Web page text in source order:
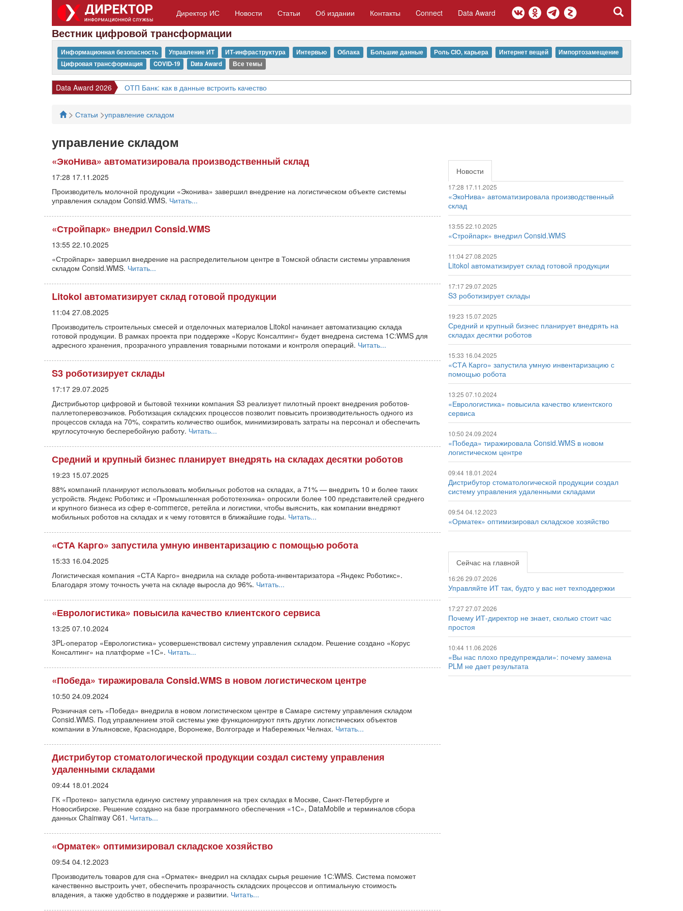
Директор ИС Новости Статьи Об издании Контакты Connect Data Award
Вестник цифровой трансформации
Информационная безопасность Управление ИТ ИТ-инфраструктура Интервью Облака Большие данные Роль CIO, карьера Интернет вещей
Импортозамещение
Цифровая трансформация
COVID-19 Data Award Все темы
Data Award 2026 ОТП Банк: как в данные встроить качество
> Статьи >управление складом
управление складом
«ЭкоНива» автоматизировала производственный склад
17:28 17.11.2025
Производитель молочной продукции «Эконива» завершил внедрение на логистическом объекте системы
управления складом Consid.WMS. Читать...
«Стройпарк» внедрил Consid.WMS
13:55 22.10.2025
«Стройпарк» завершил внедрение на распределительном центре в Томской области системы управления
складом Consid.WMS. Читать...
Litokol автоматизирует склад готовой продукции
11:04 27.08.2025
Производитель строительных смесей и отделочных материалов Litokol начинает автоматизацию склада
готовой продукции. В рамках проекта при поддержке «Корус Консалтинг» будет внедрена система 1С:WMS для
адресного хранения, прозрачного управления товарными потоками и контроля операций. Читать...
S3 роботизирует склады
17:17 29.07.2025
Дистрибьютор цифровой и бытовой техники компания S3 реализует пилотный проект внедрения роботов-
паллетоперевозчиков. Роботизация складских процессов позволит повысить производительность одного из
процессов склада на 70%, сократить количество ошибок, минимизировать затраты на персонал и обеспечить
круглосуточную бесперебойную работу. Читать...
Средний и крупный бизнес планирует внедрять на складах десятки роботов
19:23 15.07.2025
88% компаний планируют использовать мобильных роботов на складах, а 71% — внедрить 10 и более таких
устройств. Яндекс Роботикс и «Промышленная робототехника» опросили более 100 представителей среднего
и крупного бизнеса из сфер e-commerce, ретейла и логистики, чтобы выяснить, как компании внедряют
мобильных роботов на складах и к чему готовятся в ближайшие годы. Читать...
«СТА Карго» запустила умную инвентаризацию с помощью робота
15:33 16.04.2025
Логистическая компания «СТА Карго» внедрила на складе робота-инвентаризатора «Яндекс Роботикс».
Благодаря этому точность учета на складе выросла до 96%. Читать...
«Еврологистика» повысила качество клиентского сервиса
13:25 07.10.2024
3PL-оператор «Еврологистика» усовершенствовал систему управления складом. Решение создано «Корус
Консалтинг» на платформе «1С». Читать...
«Победа» тиражировала Consid.WMS в новом логистическом центре
10:50 24.09.2024
Розничная сеть «Победа» внедрила в новом логистическом центре в Самаре систему управления складом
Consid.WMS. Под управлением этой системы уже функционируют пять других логистических объектов
компании в Ульяновске, Краснодаре, Воронеже, Волгограде и Набережных Челнах. Читать...
Дистрибутор стоматологической продукции создал систему управления
удаленными складами
09:44 18.01.2024
ГК «Протеко» запустила единую систему управления на трех складах в Москве, Санкт-Петербурге и
Новосибирске. Решение создано на базе программного обеспечения «1С», DataMobile и терминалов сбора
данных Chainway C61. Читать...
«Орматек» оптимизировал складское хозяйство
09:54 04.12.2023
Производитель товаров для сна «Орматек» внедрил на складах сырья решение 1С:WMS. Система поможет
качественно выстроить учет, обеспечить прозрачность складских процессов и оптимальную стоимость
владения, а также удобство в поддержке и развитии. Читать...
Новости
17:28 17.11.2025
«ЭкоНива» автоматизировала производственный
склад
13:55 22.10.2025
«Стройпарк» внедрил Consid.WMS
11:04 27.08.2025
Litokol автоматизирует склад готовой продукции
17:17 29.07.2025
S3 роботизирует склады
19:23 15.07.2025
Средний и крупный бизнес планирует внедрять на
складах десятки роботов
15:33 16.04.2025
«СТА Карго» запустила умную инвентаризацию с
помощью робота
13:25 07.10.2024
«Еврологистика» повысила качество клиентского
сервиса
10:50 24.09.2024
«Победа» тиражировала Consid.WMS в новом
логистическом центре
09:44 18.01.2024
Дистрибутор стоматологической продукции создал
систему управления удаленными складами
09:54 04.12.2023
«Орматек» оптимизировал складское хозяйство
Сейчас на главной
16:26 29.07.2026
Управляйте ИТ так, будто у вас нет техподдержки
17:27 27.07.2026
Почему ИТ-директор не знает, сколько стоит час
простоя
10:44 11.06.2026
«Вы нас плохо предупреждали»: почему замена
PLM не дает результата